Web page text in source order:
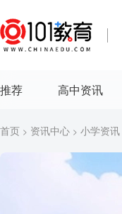
推荐 高中资讯
首页 > 资讯中心 > 小学资讯